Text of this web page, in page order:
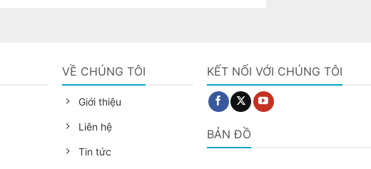
VỀ CHÚNG TÔI
Giới thiệu
Liên hệ
Tin tức
KẾT NỐI VỚI CHÚNG TÔI
BẢN ĐỒ